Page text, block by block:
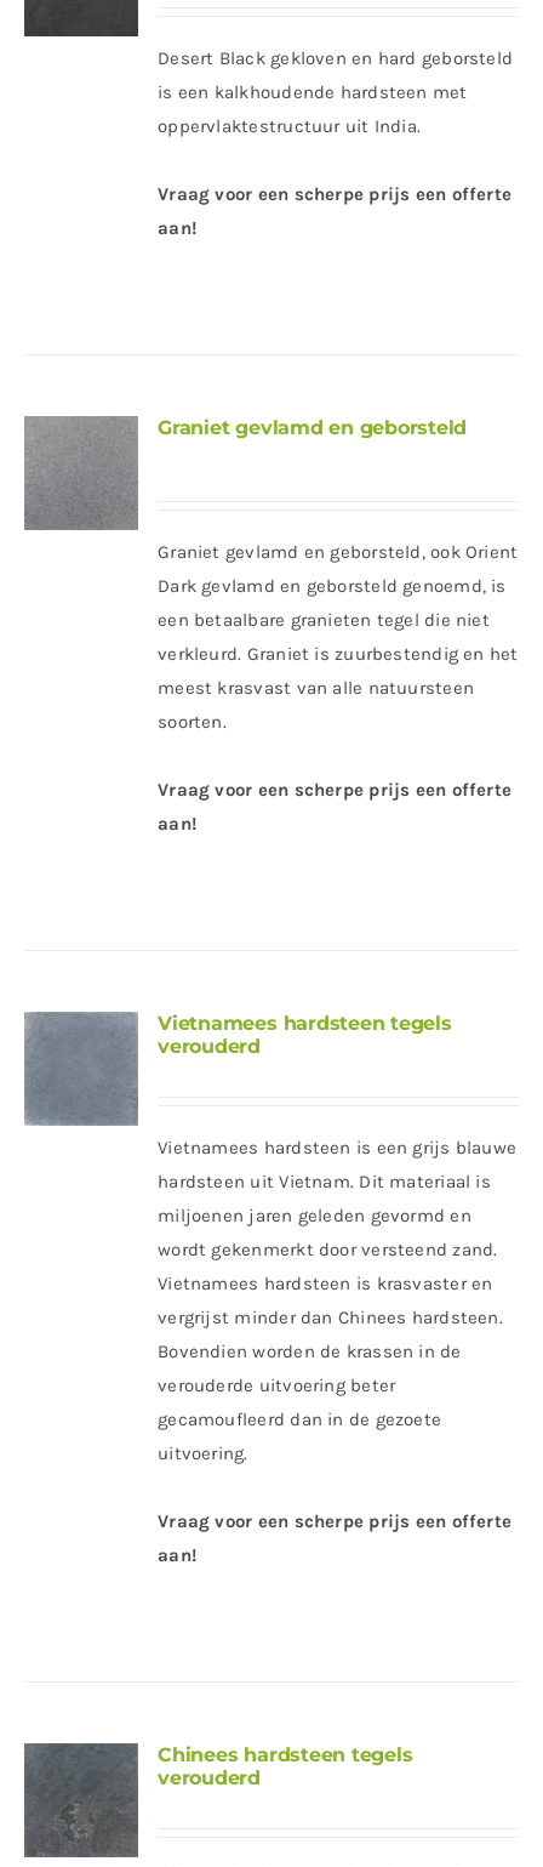
Desert Black gekloven en hard geborsteld
is een kalkhoudende hardsteen met
oppervlaktestructuur uit India.
Vraag voor een scherpe prijs een offerte
aan!
Graniet gevlamd en geborsteld
Graniet gevlamd en geborsteld, ook Orient
Dark gevlamd en geborsteld genoemd, is
een betaalbare granieten tegel die niet
verkleurd. Graniet is zuurbestendig en het
meest krasvast van alle natuursteen
soorten.
Vraag voor een scherpe prijs een offerte
aan!
Vietnamees hardsteen tegels
verouderd
Vietnamees hardsteen is een grijs blauwe
hardsteen uit Vietnam. Dit materiaal is
miljoenen jaren geleden gevormd en
wordt gekenmerkt door versteend zand.
Vietnamees hardsteen is krasvaster en
vergrijst minder dan Chinees hardsteen.
Bovendien worden de krassen in de
verouderde uitvoering beter
gecamoufleerd dan in de gezoete
uitvoering.
Vraag voor een scherpe prijs een offerte
aan!
Chinees hardsteen tegels
verouderd